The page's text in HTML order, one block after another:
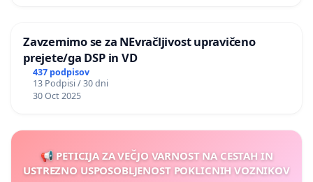
Zavzemimo se za NEvračljivost upravičeno
prejete/ga DSP in VD
437 podpisov
13 Podpisi / 30 dni
30 Oct 2025
📢 PETICIJA ZA VEČJO VARNOST NA CESTAH IN
USTREZNO USPOSOBLJENOST POKLICNIH VOZNIKOV